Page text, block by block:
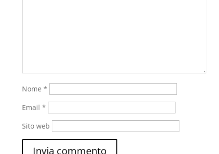
Nome *
Email *
Sito web